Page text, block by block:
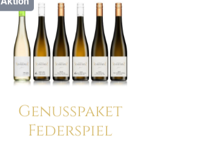
Genusspaket
Federspiel